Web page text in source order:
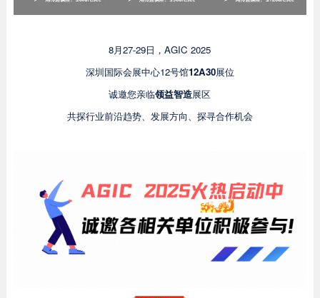
8月27-29日，AGIC 2025
深圳国际会展中心12号馆12A30展位
诚邀您亲临领益智造展区
共探行业前沿趋势、发展方向、 探寻合作机会